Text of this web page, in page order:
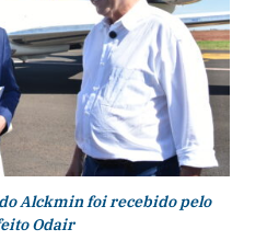
Alckmin foi recebido pelo
Odair